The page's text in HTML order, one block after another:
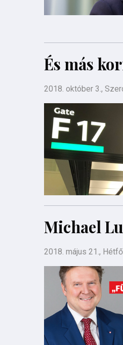
És más
2018. október 3.,
Michael
2018. május 21.,